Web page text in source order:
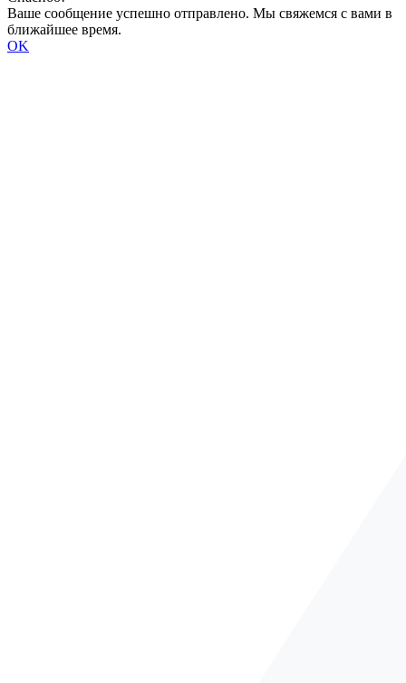
Ваше сообщение успешно отправлено. Мы свяжемся с вами в
ближайшее время.
OK